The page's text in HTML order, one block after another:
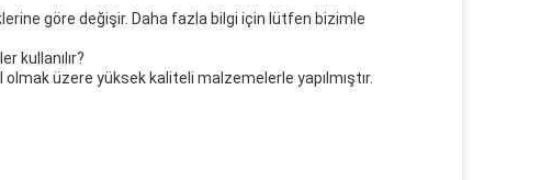
göre değişir. Daha fazla bilgi için lütfen bizimle
kullanılır?
üzere yüksek kaliteli malzemelerle yapılmıştır.